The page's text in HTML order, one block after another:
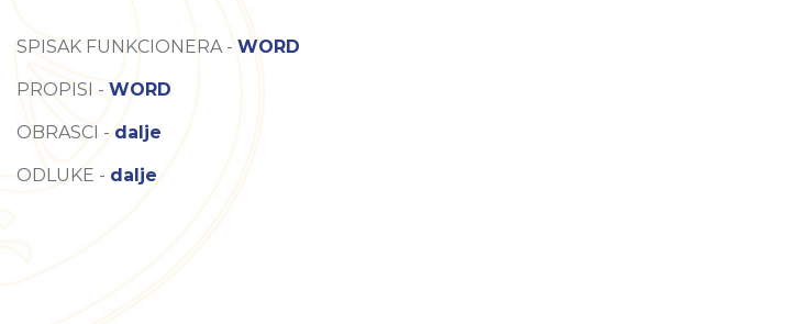
SPISAK FUNKCIONERA - WORD
PROPISI - WORD
OBRASCI - dalje
ODLUKE - dalje